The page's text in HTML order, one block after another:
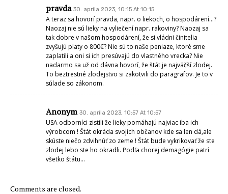
pravda 30. apríla 2023, 10:15 At 10:15
A teraz sa hovorí pravda, napr. o liekoch, o hospodárení…?
Naozaj nie sú lieky na vyliečení napr. rakoviny? Naozaj sa
tak dobre v našom hospodárení, že si vládni činitelia
zvyšujú platy o 800€? Nie sú to naše peniaze, ktoré sme
zaplatili a oni si ich presúvajú do vlastného vrecka? Nie
nadarmo sa už od dávna hovorí, že štát je najväčší zlodej.
To beztrestné zlodejstvo si zakotvili do paragrafov. Je to v
súlade so zákonom.
Anonym 30. apríla 2023, 10:57 At 10:57
USA odborníci zistili že lieky pomáhajú najviac iba ich
výrobcom ! Štát okráda svojich občanov kde sa len dá,ale
skúste niečo zdvihnúť zo zeme ! Štát bude vykrikovať že ste
zlodej lebo ste ho okradli. Podľa chorej demagógie patrí
všetko štátu…
Comments are closed.